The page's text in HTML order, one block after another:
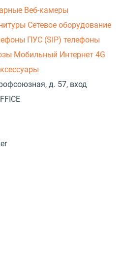
Веб-камеры
Сетевое оборудование
ПУС (SIP) телефоны
Мобильный Интернет 4G
д. 57, вход